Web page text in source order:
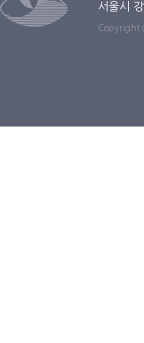
서울시
Copyright